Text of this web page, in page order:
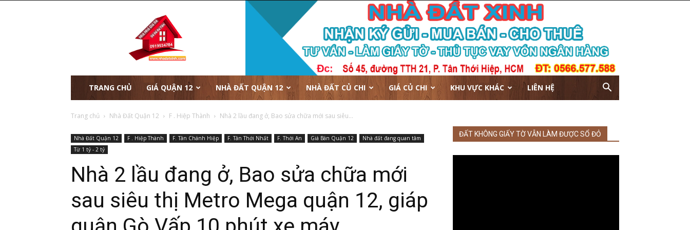
TRANG CHỦ GIÁ QUẬN 12 NHÀ ĐẤT QUẬN 12 NHÀ ĐẤT CỦ CHI GIÁ CỦ CHI KHU VỰC KHÁC LIÊN HỆ
Trang chủ Nhà Đất Quận 12 F . Hiệp Thành Nhà 2 lầu đang ở, Bao sửa chữa mới sau siêu...
Nhà Đất Quận 12 F . Hiệp Thành F. Tân Chánh Hiệp F. Tân Thới Nhất F. Thới An Giá Bán Quận 12
Nhà đất đang quan tâm
Từ 1 tỷ - 2 tỷ
Nhà 2 lầu đang ở, Bao sửa chữa mới
sau siêu thị Metro Mega quận 12, giáp
ĐẤT KHÔNG GIẤY TỜ VẪN LÀM ĐƯỢC SỔ ĐỎ